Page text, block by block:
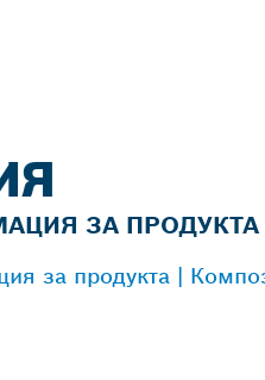
ЗА ПРОДУКТА
за продукта |